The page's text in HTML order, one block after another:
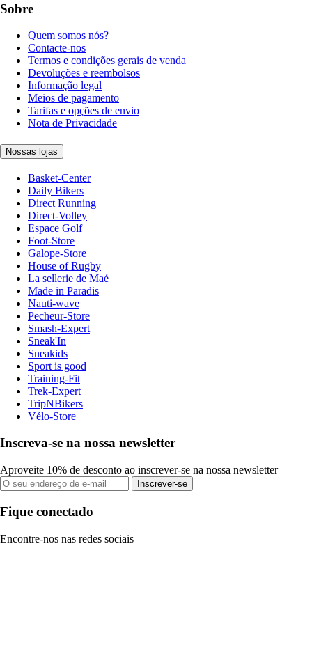
Sobre
Quem somos nós?
Contacte-nos
Termos e condições gerais de venda
Devoluções e reembolsos
Informação legal
Meios de pagamento
Tarifas e opções de envio
Nota de Privacidade
Nossas lojas
Basket-Center
Daily Bikers
Direct Running
Direct-Volley
Espace Golf
Foot-Store
Galope-Store
House of Rugby
La sellerie de Maé
Made in Paradis
Nauti-wave
Pecheur-Store
Smash-Expert
Sneak'In
Sneakids
Sport is good
Training-Fit
Trek-Expert
TripNBikers
Vélo-Store
Inscreva-se na nossa newsletter
Aproveite 10% de desconto ao inscrever-se na nossa newsletter
Inscrever-se
Fique conectado
Encontre-nos nas redes sociais